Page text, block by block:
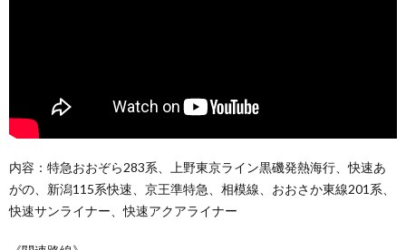
内容：特急おおぞら283系、上野東京ライン黒磯発熱海行、快速あ
がの、新潟115系快速、京王準特急、相模線、おおさか東線201系、
快速サンライナー、快速アクアライナー